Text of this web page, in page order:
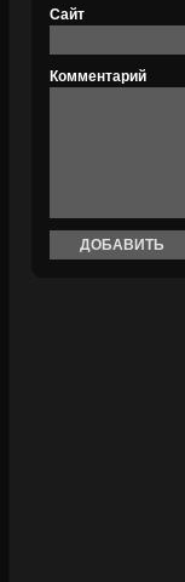
Сайт
Комментарий